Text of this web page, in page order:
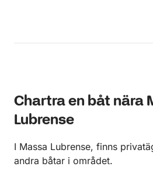
Chartra en båt nära
Lubrense
I Massa Lubrense, finns
andra båtar i området.